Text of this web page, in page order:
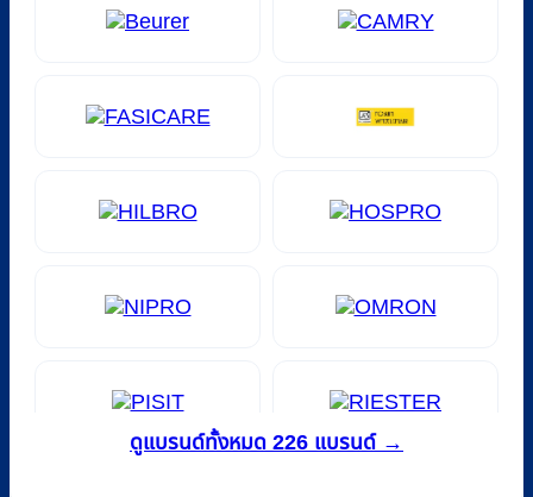
ดูแบรนด์ทั้งหมด 226 แบรนด์ →